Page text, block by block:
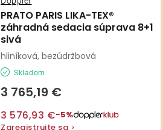
o
d
u
k
t
o
PRATO PARIS LIKA-TEX®
záhradná sedacia súprava 8+1
sivá
Skladom
3 765,19 €
3 576,93 €−5%
Zaregistrujte sa ›
hliníková, bezúdržbová